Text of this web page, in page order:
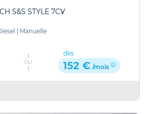
S&S STYLE 7CV
Manuelle
OU
dès
152 € /mois